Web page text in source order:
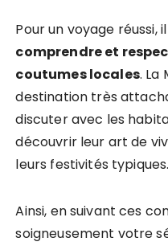
Pour un voyage réussi,
comprendre et
coutumes locales. La
destination très
discuter avec les
découvrir leur art de
leurs festivités typiques.
Ainsi, en suivant ces
soigneusement votre